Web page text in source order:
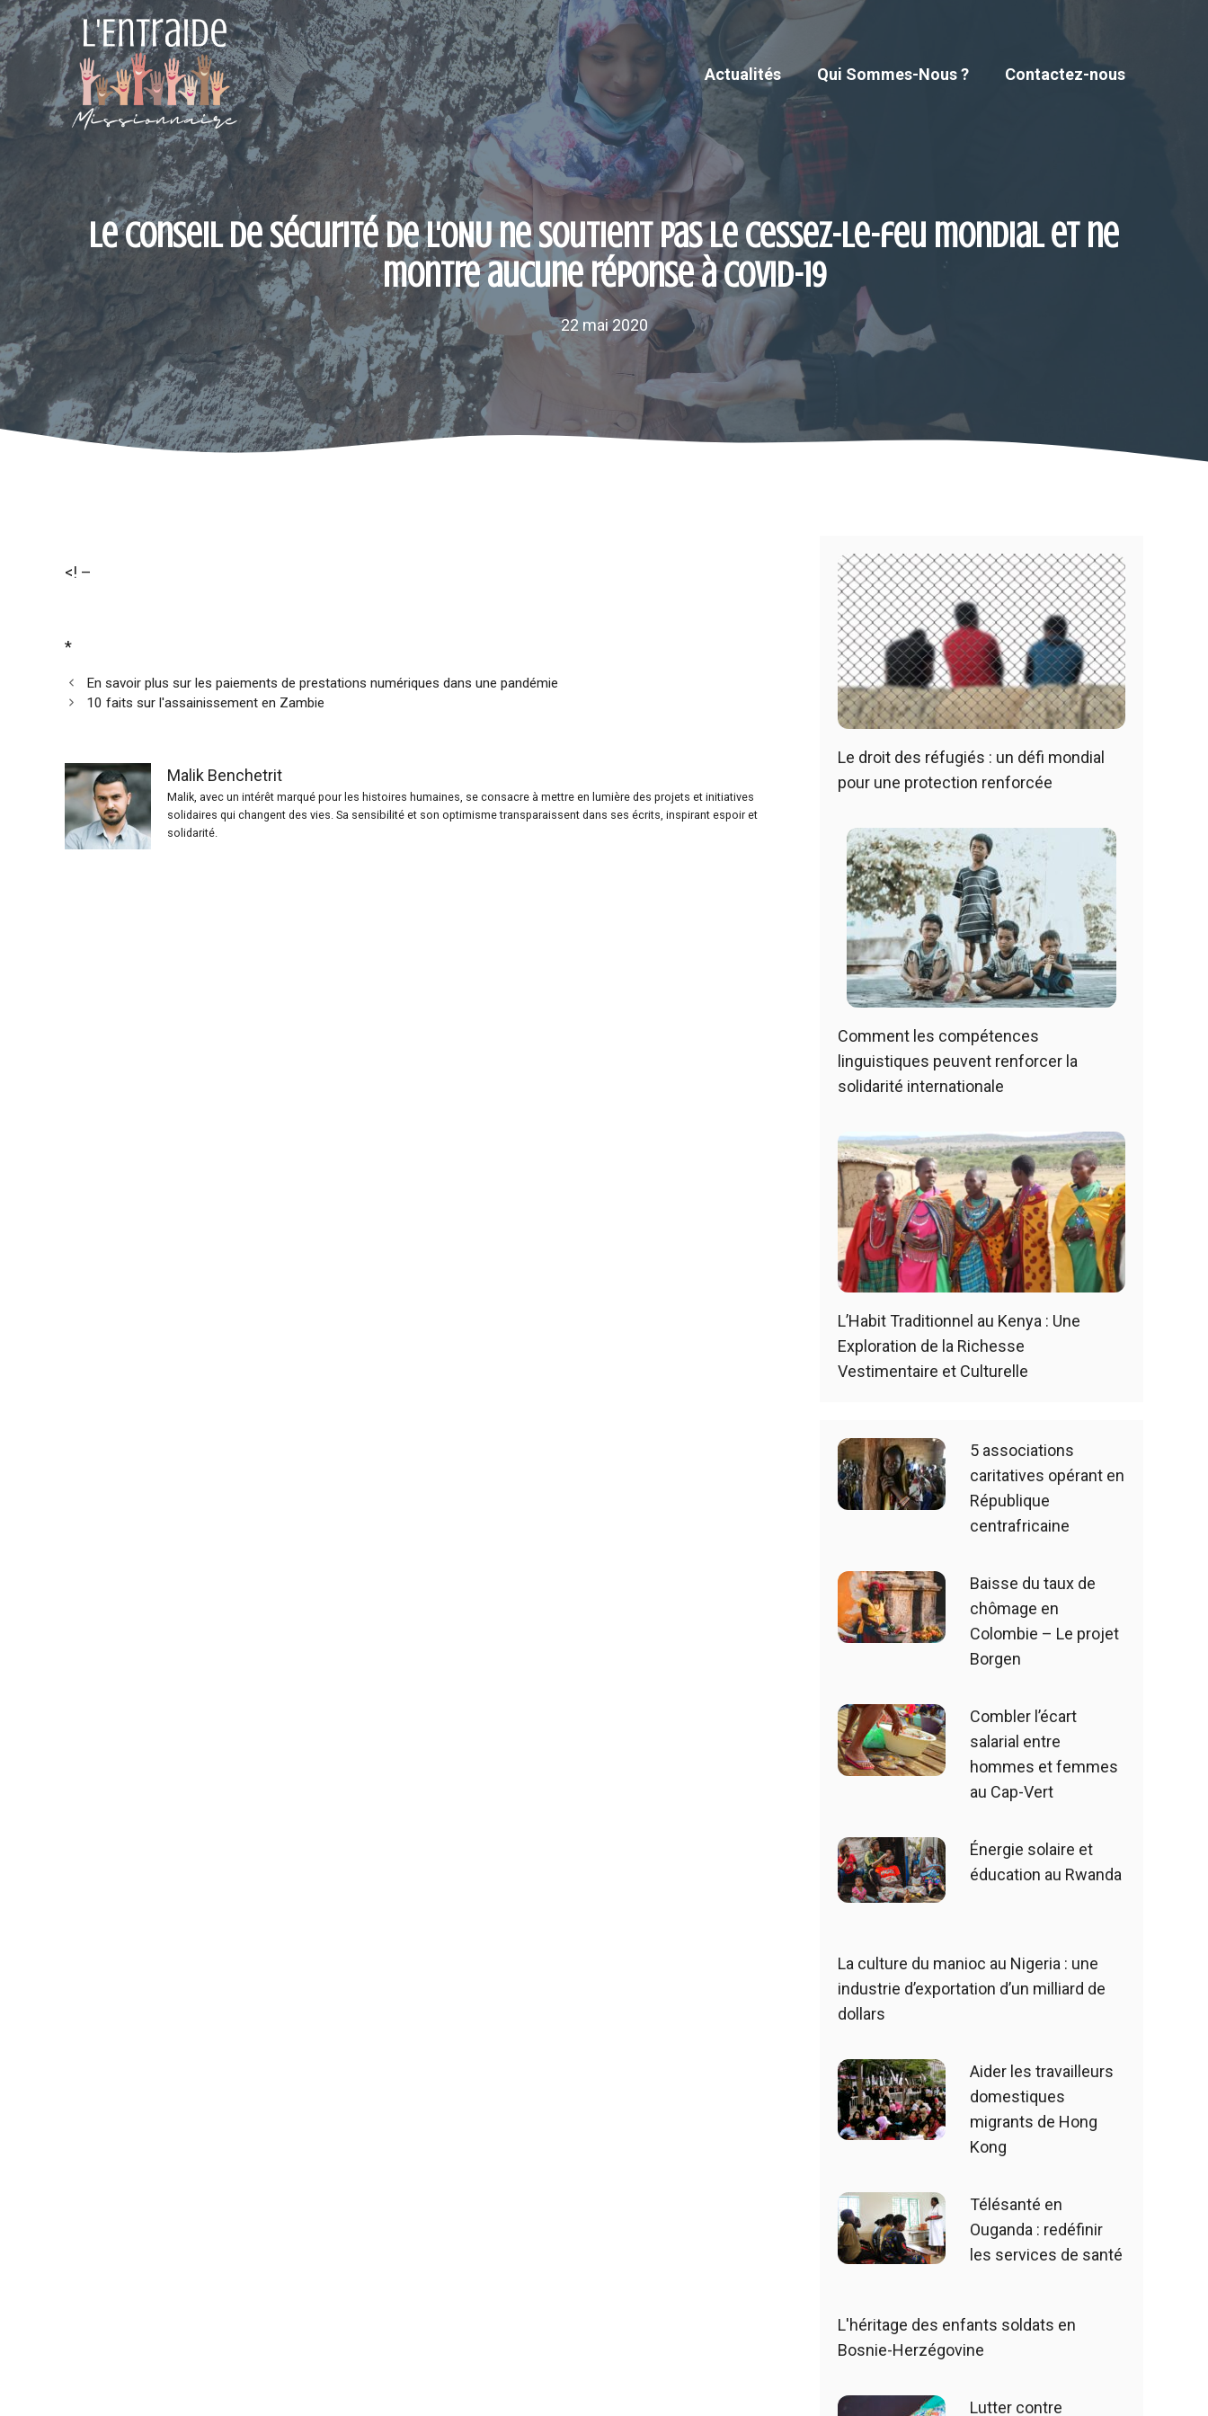
Aller
au
contenu
Actualités Qui Sommes-Nous ? Contactez-nous
Le Conseil de sécurité de l'ONU ne soutient pas le cessez-le-feu mondial et ne
montre aucune réponse à COVID-19
22 mai 2020
<! –
*
En savoir plus sur les paiements de prestations numériques dans une pandémie
10 faits sur l'assainissement en Zambie
Malik Benchetrit
Malik, avec un intérêt marqué pour les histoires humaines, se consacre à mettre en lumière des projets et initiatives
solidaires qui changent des vies. Sa sensibilité et son optimisme transparaissent dans ses écrits, inspirant espoir et
solidarité.
Le droit des réfugiés : un défi mondial
pour une protection renforcée
Comment les compétences
linguistiques peuvent renforcer la
solidarité internationale
L’Habit Traditionnel au Kenya : Une
Exploration de la Richesse
Vestimentaire et Culturelle
5 associations
caritatives opérant en
République
centrafricaine
Baisse du taux de
chômage en
Colombie – Le projet
Borgen
Combler l’écart
salarial entre
hommes et femmes
au Cap-Vert
Énergie solaire et
éducation au Rwanda
La culture du manioc au Nigeria : une
industrie d’exportation d’un milliard de
dollars
Aider les travailleurs
domestiques
migrants de Hong
Kong
Télésanté en
Ouganda : redéfinir
les services de santé
L'héritage des enfants soldats en
Bosnie-Herzégovine
Lutter contre